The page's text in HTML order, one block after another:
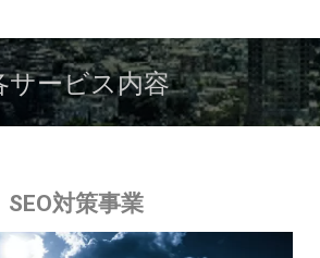
料請求等の各種問合せ情報の提供
営上必要な事項の連絡
わるメンテナンスやお知らせなどの連絡
定める場合
事前承認なく個人情報を第三者に開
報の第三者への開示に関して
サービス内容
SEO対策事業